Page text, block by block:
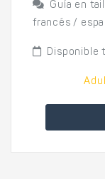
Guía en
francés /
Disponible